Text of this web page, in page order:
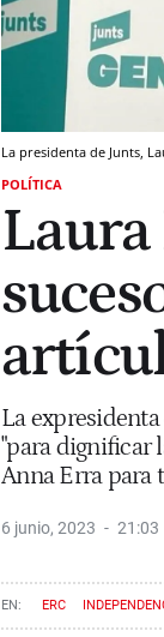
La presidenta de Junts,
POLÍTICA
Laura
La
"para dignificar
Anna Erra para
6 junio, 2023 21:03
ERC